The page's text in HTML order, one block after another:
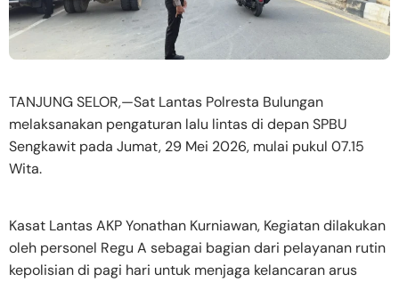
TANJUNG SELOR,—Sat Lantas Polresta Bulungan
melaksanakan pengaturan lalu lintas di depan SPBU
Sengkawit pada Jumat, 29 Mei 2026, mulai pukul 07.15
Wita.
Kasat Lantas AKP Yonathan Kurniawan, Kegiatan dilakukan
oleh personel Regu A sebagai bagian dari pelayanan rutin
kepolisian di pagi hari untuk menjaga kelancaran arus